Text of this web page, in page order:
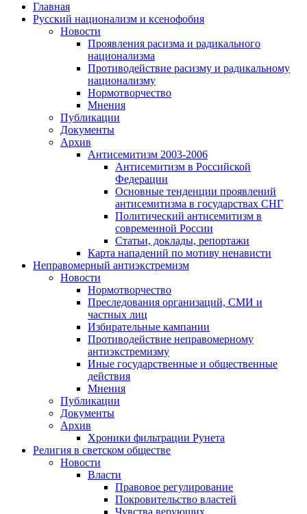
Главная
Русский национализм и ксенофобия
Новости
Проявления расизма и радикального
национализма
Противодействие расизму и радикальному
национализму
Нормотворчество
Мнения
Публикации
Документы
Архив
Антисемитизм 2003-2006
Антисемитизм в Российской
Федерации
Основные тенденции проявлений
антисемитизма в государствах СНГ
Политический антисемитизм в
современной России
Статьи, доклады, репортажи
Карта нападений по мотиву ненависти
Неправомерный антиэкстремизм
Новости
Нормотворчество
Преследования организаций, СМИ и
частных лиц
Избирательные кампании
Противодействие неправомерному
антиэкстремизму
Иные государственные и общественные
действия
Мнения
Публикации
Документы
Архив
Хроники фильтрации Рунета
Религия в светском обществе
Новости
Власти
Правовое регулирование
Покровительство властей